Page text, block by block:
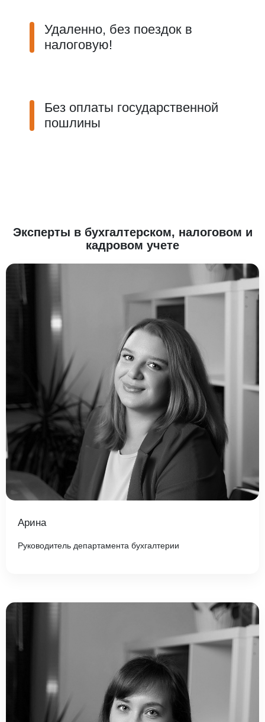
Удаленно, без поездок в
налоговую!
Без оплаты государственной
пошлины
Эксперты в бухгалтерском, налоговом и
кадровом учете
Арина
Руководитель департамента бухгалтерии